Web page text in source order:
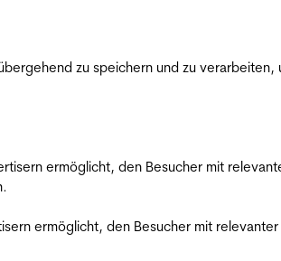
zu speichern und zu verarbeiten,
ermöglicht, den Besucher mit
ermöglicht, den Besucher mit